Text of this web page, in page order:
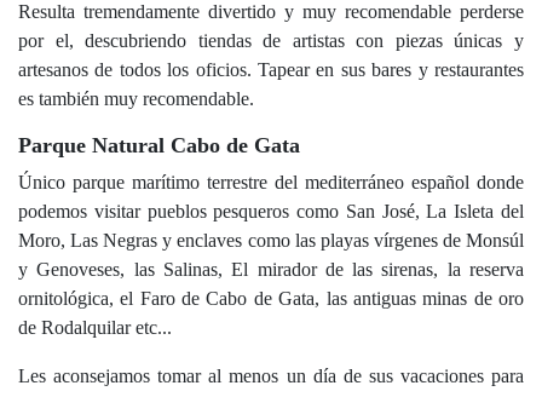
Resulta tremendamente divertido y muy recomendable perderse
por el, descubriendo tiendas de artistas con piezas únicas y
artesanos de todos los oficios. Tapear en sus bares y restaurantes
es también muy recomendable.
Parque Natural Cabo de Gata
Único parque marítimo terrestre del mediterráneo español donde
podemos visitar pueblos pesqueros como San José, La Isleta del
Moro, Las Negras y enclaves como las playas vírgenes de Monsúl
y Genoveses, las Salinas, El mirador de las sirenas, la reserva
ornitológica, el Faro de Cabo de Gata, las antiguas minas de oro
de Rodalquilar etc...
Les aconsejamos tomar al menos un día de sus vacaciones para